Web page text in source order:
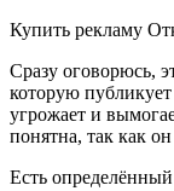
Купить рекламу
Сразу оговорюсь,
которую
угрожает и
понятна, так как
Есть